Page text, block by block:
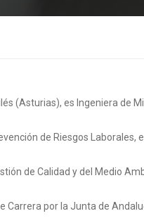
(Asturias), es Ingeniera de
de Riesgos Laborales,
de Calidad y del Medio
Carrera por la Junta de